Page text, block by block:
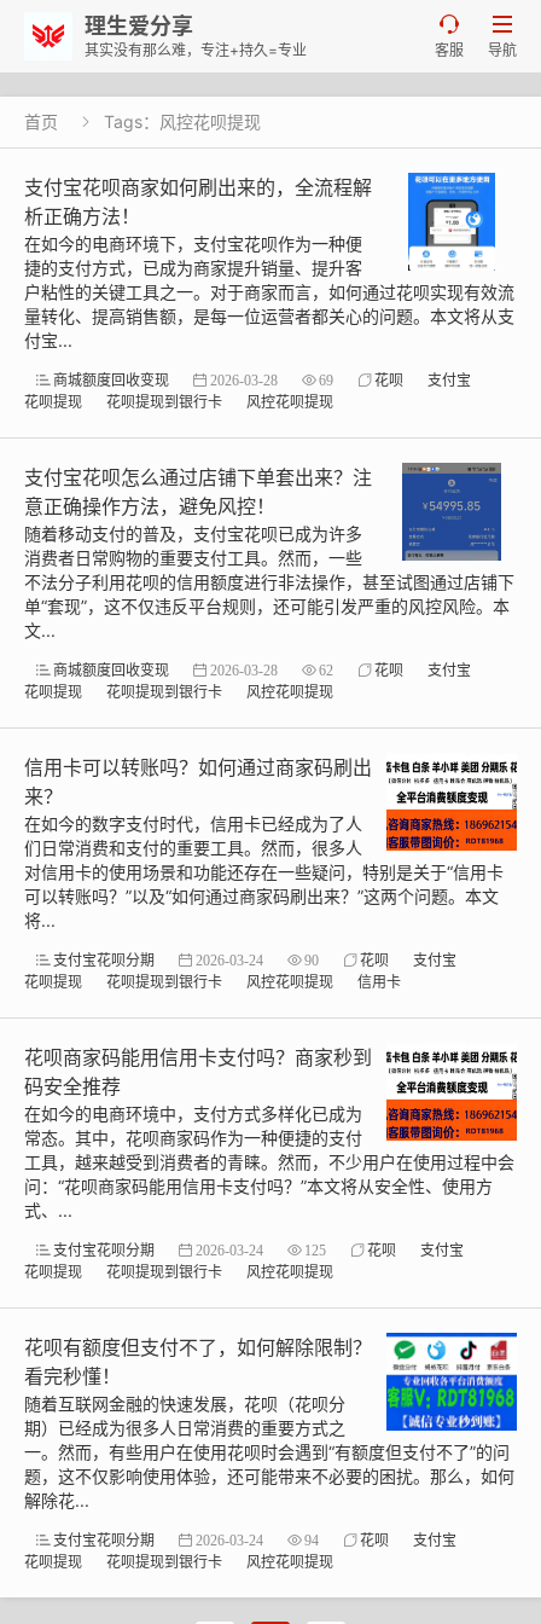
理生爱分享
其实没有那么难，专注+持久=专业

导航

客服
首页  Tags：风控花呗提现
支付宝花呗商家如何刷出来的，全流程解
析正确方法！
在如今的电商环境下，支付宝花呗作为一种便
捷的支付方式，已成为商家提升销量、提升客
户粘性的关键工具之一。对于商家而言，如何通过花呗实现有效流
量转化、提高销售额，是每一位运营者都关心的问题。本文将从支
付宝...
商城额度回收变现 2026-03-28 69 花呗
支付宝
花呗提现
花呗提现到银行卡 风控花呗提现
支付宝花呗怎么通过店铺下单套出来？注
意正确操作方法，避免风控！
随着移动支付的普及，支付宝花呗已成为许多
消费者日常购物的重要支付工具。然而，一些
不法分子利用花呗的信用额度进行非法操作，甚至试图通过店铺下
单“套现”，这不仅违反平台规则，还可能引发严重的风控风险。本
文...
商城额度回收变现 2026-03-28 62 花呗
支付宝
花呗提现
花呗提现到银行卡 风控花呗提现
信用卡可以转账吗？如何通过商家码刷出
来？
在如今的数字支付时代，信用卡已经成为了人
们日常消费和支付的重要工具。然而，很多人
对信用卡的使用场景和功能还存在一些疑问，特别是关于“信用卡
可以转账吗？”以及“如何通过商家码刷出来？”这两个问题。本文
将...
支付宝花呗分期 2026-03-24 90 花呗
支付宝
花呗提现
花呗提现到银行卡 风控花呗提现 信用卡
花呗商家码能用信用卡支付吗？商家秒到
码安全推荐
在如今的电商环境中，支付方式多样化已成为
常态。其中，花呗商家码作为一种便捷的支付
工具，越来越受到消费者的青睐。然而，不少用户在使用过程中会
问：“花呗商家码能用信用卡支付吗？”本文将从安全性、使用方
式、...
支付宝花呗分期 2026-03-24 125 花呗
支付宝
花呗提现
花呗提现到银行卡 风控花呗提现
花呗有额度但支付不了，如何解除限制？
看完秒懂！
随着互联网金融的快速发展，花呗（花呗分
期）已经成为很多人日常消费的重要方式之
一。然而，有些用户在使用花呗时会遇到“有额度但支付不了”的问
题，这不仅影响使用体验，还可能带来不必要的困扰。那么，如何
解除花...
支付宝花呗分期 2026-03-24 94 花呗
支付宝
花呗提现
花呗提现到银行卡 风控花呗提现